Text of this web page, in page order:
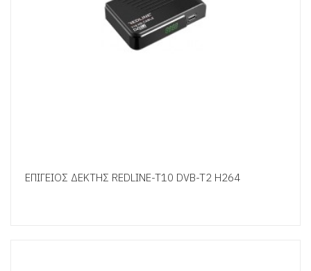
ΕΠΙΓΕΙΟΣ ΔΕΚΤΗΣ REDLINE-T10 DVB-T2 H264